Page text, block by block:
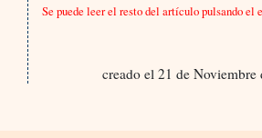
Se puede leer el resto del artículo pulsando el
creado el 21 de Noviembre